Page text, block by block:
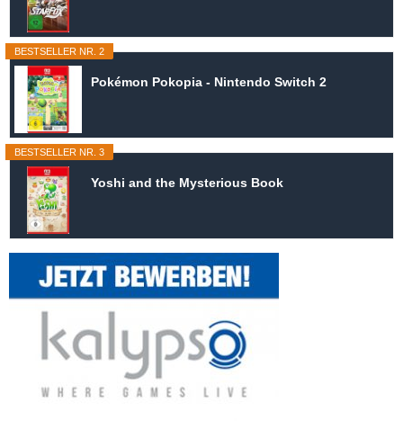
BESTSELLER NR. 2
Pokémon Pokopia - Nintendo Switch 2
BESTSELLER NR. 3
Yoshi and the Mysterious Book